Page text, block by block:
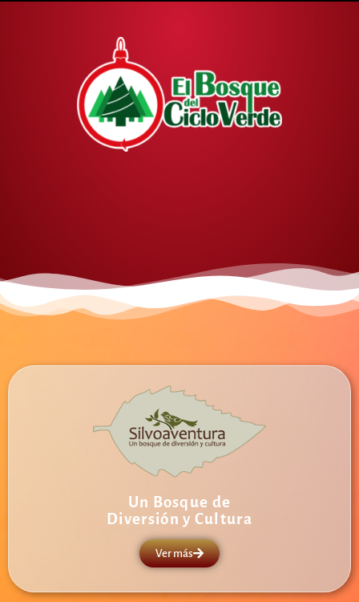
Un Bosque de
Diversión y Cultura
Ver más